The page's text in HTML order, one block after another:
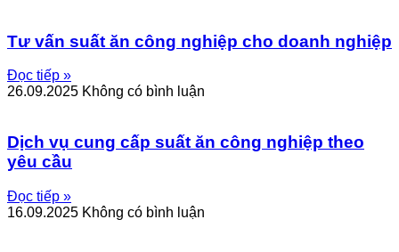
Tư vấn suất ăn công nghiệp cho doanh nghiệp
Đọc tiếp »
26.09.2025 Không có bình luận
Dịch vụ cung cấp suất ăn công nghiệp theo
yêu cầu
Đọc tiếp »
16.09.2025 Không có bình luận